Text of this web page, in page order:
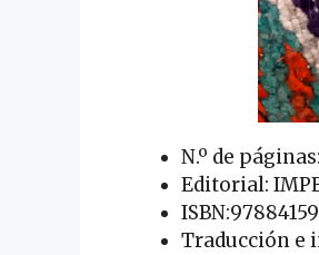
N.º de
Editorial:
Traducción e